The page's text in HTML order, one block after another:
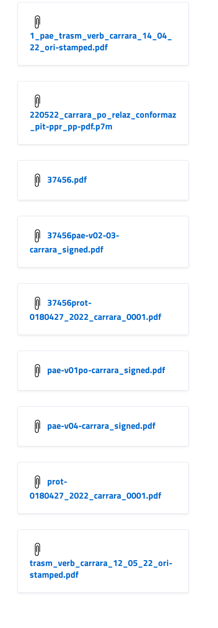
1_pae_trasm_verb_carrara_14_04_
22_ori-stamped.pdf
220522_carrara_po_relaz_conformaz
_pit-ppr_pp-pdf.p7m
37456.pdf
37456pae-v02-03-
carrara_signed.pdf
37456prot-
0180427_2022_carrara_0001.pdf
pae-v01po-carrara_signed.pdf
pae-v04-carrara_signed.pdf
prot-
0180427_2022_carrara_0001.pdf
trasm_verb_carrara_12_05_22_ori-
stamped.pdf